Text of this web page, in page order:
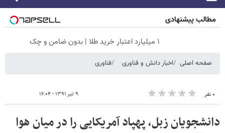
مطالب پیشنهادی
۱ میلیارد اعتبار خرید طلا | بدون ضامن و چک
صفحه اصلی اخبار دانش و فناوری فناوری
۰ نفر ۹ تیر ۱۳۹۱ - ۱۶:۰۴
دانشجویان زبل، پهپاد آمریکایی را در میان هوا